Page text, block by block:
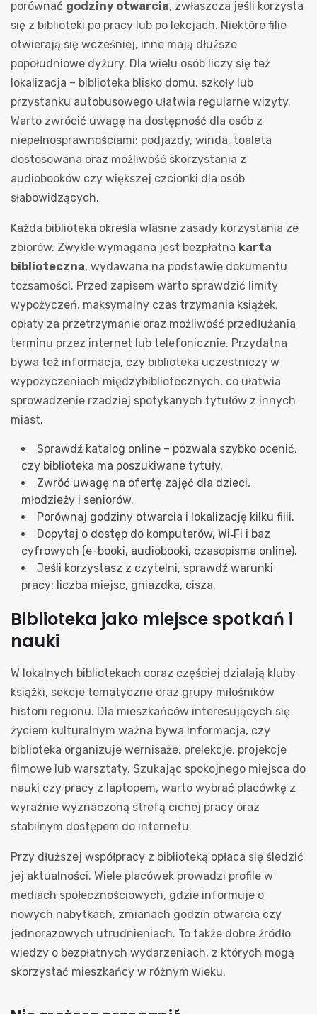
porównać godziny otwarcia, zwłaszcza jeśli korzysta
się z biblioteki po pracy lub po lekcjach. Niektóre filie
otwierają się wcześniej, inne mają dłuższe
popołudniowe dyżury. Dla wielu osób liczy się też
lokalizacja – biblioteka blisko domu, szkoły lub
przystanku autobusowego ułatwia regularne wizyty.
Warto zwrócić uwagę na dostępność dla osób z
niepełnosprawnościami: podjazdy, winda, toaleta
dostosowana oraz możliwość skorzystania z
audiobooków czy większej czcionki dla osób
słabowidzących.
Każda biblioteka określa własne zasady korzystania ze
zbiorów. Zwykle wymagana jest bezpłatna karta
biblioteczna, wydawana na podstawie dokumentu
tożsamości. Przed zapisem warto sprawdzić limity
wypożyczeń, maksymalny czas trzymania książek,
opłaty za przetrzymanie oraz możliwość przedłużania
terminu przez internet lub telefonicznie. Przydatna
bywa też informacja, czy biblioteka uczestniczy w
wypożyczeniach międzybibliotecznych, co ułatwia
sprowadzenie rzadziej spotykanych tytułów z innych
miast.
Sprawdź katalog online – pozwala szybko ocenić,
czy biblioteka ma poszukiwane tytuły.
Zwróć uwagę na ofertę zajęć dla dzieci,
młodzieży i seniorów.
Porównaj godziny otwarcia i lokalizację kilku filii.
Dopytaj o dostęp do komputerów, Wi‑Fi i baz
cyfrowych (e-booki, audiobooki, czasopisma online).
Jeśli korzystasz z czytelni, sprawdź warunki
pracy: liczba miejsc, gniazdka, cisza.
Biblioteka jako miejsce spotkań i
nauki
W lokalnych bibliotekach coraz częściej działają kluby
książki, sekcje tematyczne oraz grupy miłośników
historii regionu. Dla mieszkańców interesujących się
życiem kulturalnym ważna bywa informacja, czy
biblioteka organizuje wernisaże, prelekcje, projekcje
filmowe lub warsztaty. Szukając spokojnego miejsca do
nauki czy pracy z laptopem, warto wybrać placówkę z
wyraźnie wyznaczoną strefą cichej pracy oraz
stabilnym dostępem do internetu.
Przy dłuższej współpracy z biblioteką opłaca się śledzić
jej aktualności. Wiele placówek prowadzi profile w
mediach społecznościowych, gdzie informuje o
nowych nabytkach, zmianach godzin otwarcia czy
jednorazowych utrudnieniach. To także dobre źródło
wiedzy o bezpłatnych wydarzeniach, z których mogą
skorzystać mieszkańcy w różnym wieku.